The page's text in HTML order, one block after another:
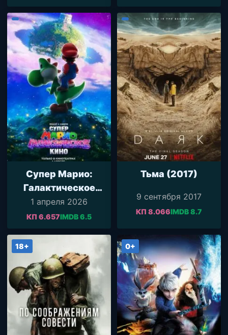
Супер Марио:
Галактическое
кино (2026)
1 апреля 2026
КП 6.657IMDB 6.5
Тьма (2017)
9 сентября 2017
КП 8.066IMDB 8.7
18+ 0+